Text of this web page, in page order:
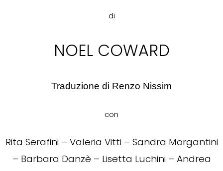
di
NOEL COWARD
Traduzione di Renzo Nissim
con
Rita Serafini – Valeria Vitti – Sandra Morgantini
– Barbara Danzè – Lisetta Luchini – Andrea